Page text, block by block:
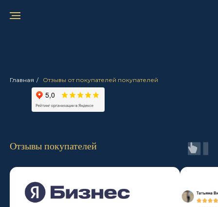
Главная / Отзывы от покупателей покупателей
Отзывы покупателей